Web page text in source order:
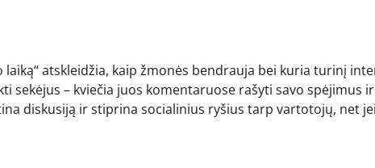
atskleidžia, kaip žmonės bendrauja bei kuria turinį
sekėjus – kviečia juos komentaruose rašyti savo spėjimus ir
diskusiją ir stiprina socialinius ryšius tarp vartotojų, net